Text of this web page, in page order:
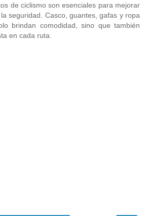
de ciclismo son esenciales para mejorar
seguridad. Casco, guantes, gafas y ropa
brindan comodidad, sino que también
en cada ruta.